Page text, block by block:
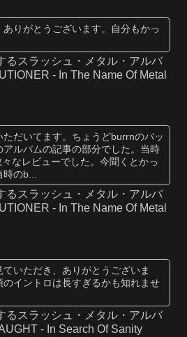
りがとうございます。自分もかっ
るスラッシュ・メタル・アルバ
- In The Name Of Metal
だいてます。ちょうどburrnのバッ
ルバムの記事の部分でした。当時
なレビューでした。今聞くとかっ
時のb...
るスラッシュ・メタル・アルバ
- In The Name Of Metal
いただき、ありがとうございま
イントロは長すぎるかも知れませ
るスラッシュ・メタル・アルバ
- In Search Of Sanity